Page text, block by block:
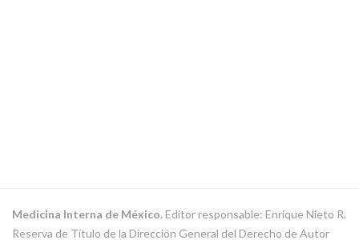
Medicina Interna de México.Editor responsable: Enrique Nieto R.
Reserva de Título de la Dirección General del Derecho de Autor